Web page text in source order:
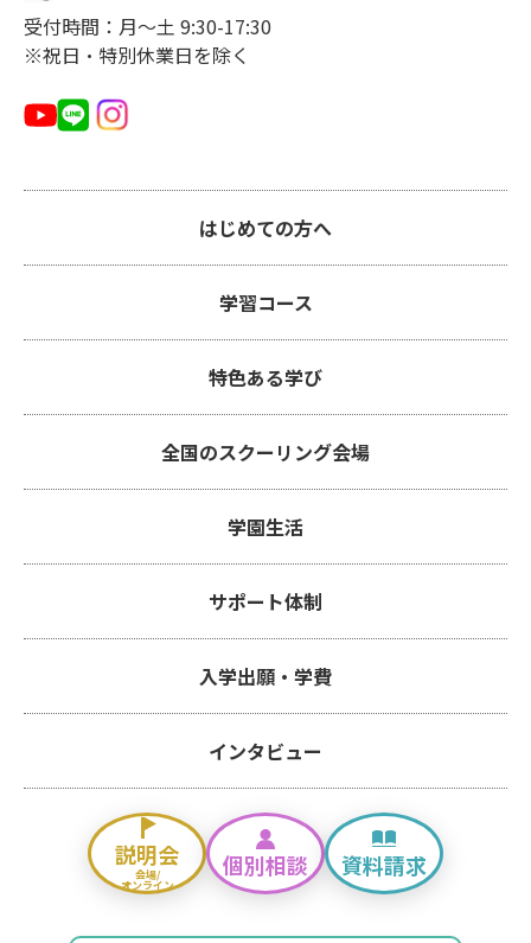
受付時間：月〜土 9:30-17:30
※祝日・特別休業日を除く
はじめての方へ
学習コース
特色ある学び
全国のスクーリング会場
学園生活
サポート体制
入学出願・学費
インタビュー
説明会
会場/
オンライン
個別相談 資料請求